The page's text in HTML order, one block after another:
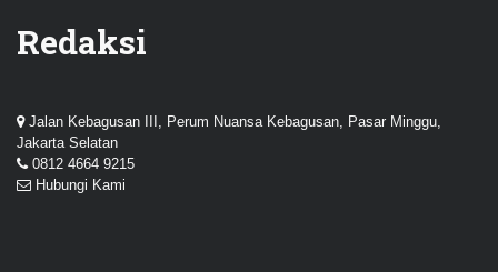
Redaksi
Jalan Kebagusan III, Perum Nuansa Kebagusan, Pasar Minggu,
Jakarta Selatan
0812 4664 9215
Hubungi Kami